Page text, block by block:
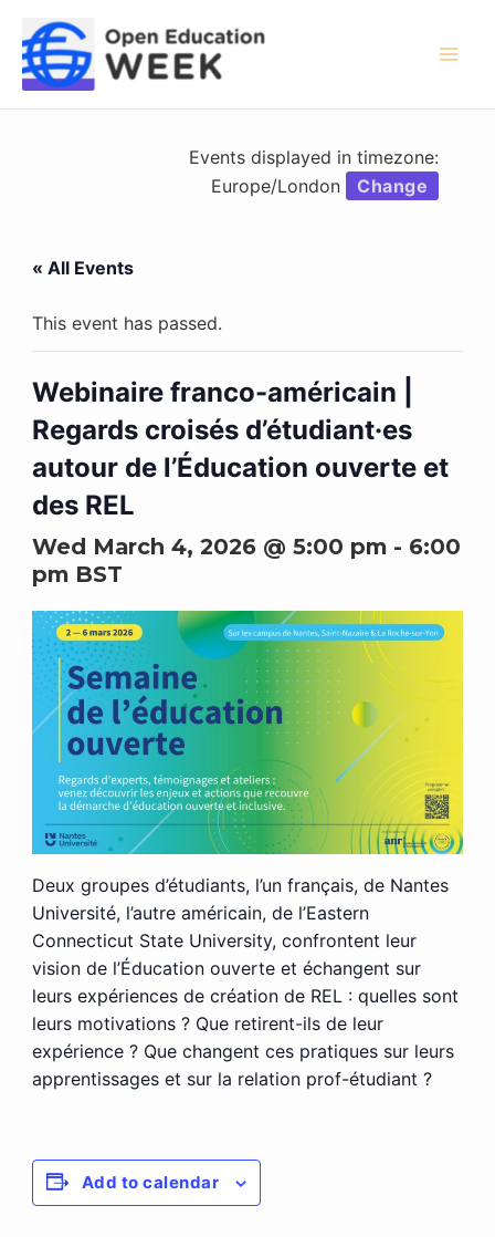
content
Events displayed in timezone:
Europe/London
Change
« All Events
This event has passed.
Webinaire franco-américain |
Regards croisés d’étudiant·es
autour de l’Éducation ouverte et
des REL
Wed March 4, 2026 @ 5:00 pm- 6:00
pmBST
Deux groupes d’étudiants, l’un français, de Nantes
Université, l’autre américain, de l’Eastern
Connecticut State University, confrontent leur
vision de l’Éducation ouverte et échangent sur
leurs expériences de création de REL : quelles sont
leurs motivations ? Que retirent-ils de leur
expérience ? Que changent ces pratiques sur leurs
apprentissages et sur la relation prof-étudiant ?
Add to calendar